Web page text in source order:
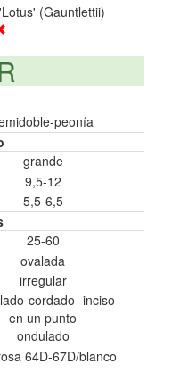
(Gauntlettii)
peonía
grande
9,5-12
5,5-6,5
25-60
ovalada
irregular
cordado- inciso
en un punto
ondulado
64D-67D/blanco